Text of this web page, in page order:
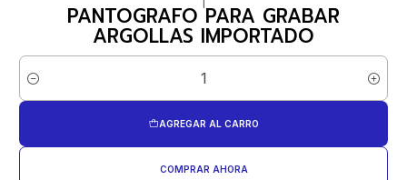
PANTOGRAFO PARA GRABAR
ARGOLLAS IMPORTADO
Cantidad
AGREGAR AL CARRO
COMPRAR AHORA